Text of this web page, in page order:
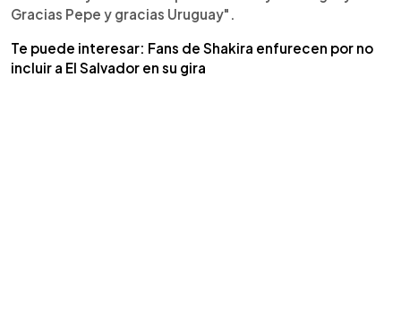
Gracias Pepe y gracias Uruguay".
Te puede interesar: Fans de Shakira enfurecen por no
incluir a El Salvador en su gira